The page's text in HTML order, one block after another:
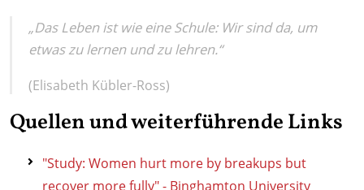
„Das Leben ist wie eine Schule: Wir sind da, um
etwas zu lernen und zu lehren.“
(Elisabeth Kübler-Ross)
Quellen und weiterführende Links
"Study: Women hurt more by breakups but
recover more fully" - Binghamton University